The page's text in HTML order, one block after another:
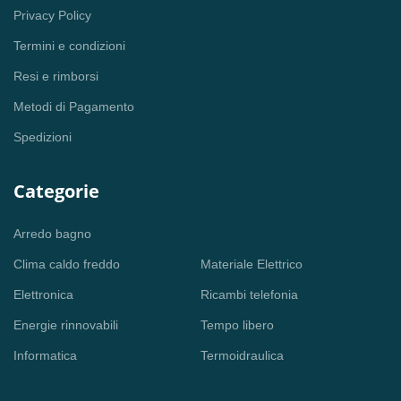
Privacy Policy
Termini e condizioni
Resi e rimborsi
Metodi di Pagamento
Spedizioni
Categorie
Arredo bagno
Clima caldo freddo
Elettronica
Energie rinnovabili
Informatica
Materiale Elettrico
Ricambi telefonia
Tempo libero
Termoidraulica